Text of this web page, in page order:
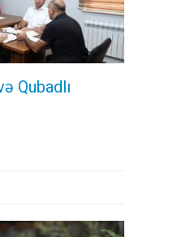
Qubadlı